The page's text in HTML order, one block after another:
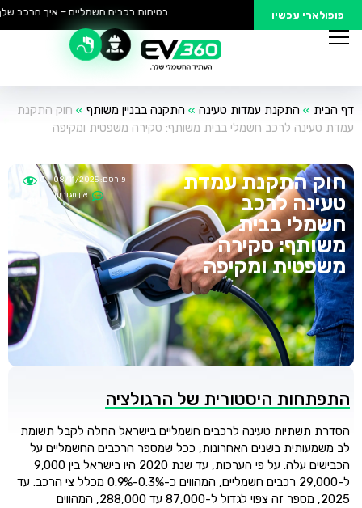
פופולארי עכשיו בטיחות רכבים חשמליים – איך הרכב
דף הבית » התקנת עמדות טעינה » התקנה בבניין משותף » חוק התקנת
עמדת טעינה לרכב חשמלי בבית משותף: סקירה משפטית ומקיפה
חוק התקנת עמדת
טעינה לרכב
חשמלי בבית
משותף: סקירה
משפטית ומקיפה
פורסם: 08/11/2025
11:00
אין תגובות
התפתחות היסטורית של הרגולציה
הסדרת תשתיות טעינה לרכבים חשמליים בישראל החלה לקבל תשומת
לב משמעותית בשנים האחרונות, ככל שמספר הרכבים החשמליים על
הכבישים עלה. על פי הערכות, עד שנת 2020 היו בישראל בין 9,000
ל-29,000 רכבים חשמליים, המהווים כ-0.3%-0.9% מכלל צי הרכב. עד
2025, מספר זה צפוי לגדול ל-87,000 עד 288,000, המהווים